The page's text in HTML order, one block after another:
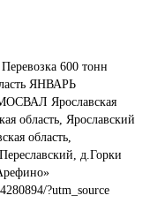
Перевозка 600 тонн
ЯНВАРЬ
Ярославская
область, Ярославский
область,
д.Горки
?utm_source